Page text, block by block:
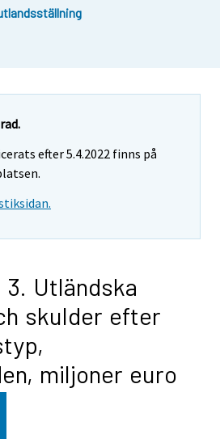
efter 5.4.2022 finns på
Utländska
skulder efter
miljoner euro